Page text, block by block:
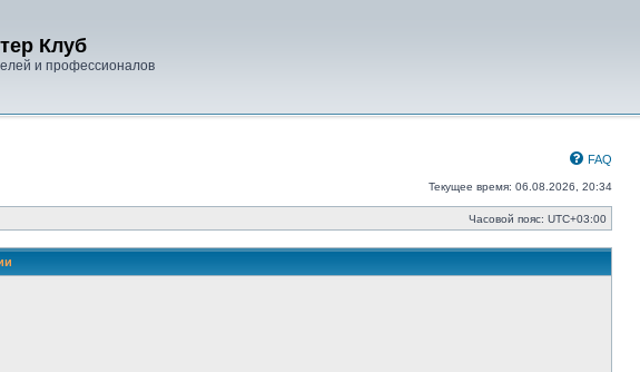
Клуб
и профессионалов
FAQ
Текущее время: 06.08.2026, 20:34
Часовой пояс: UTC+03:00